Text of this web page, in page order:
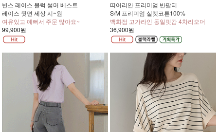
빈스 레이스 블럭 썸머 베스트
레이스 뒷면 세상 시~원
여유있고 예뻐서 주문 많아요~
99,900원
띠어리안 프리미엄 반팔티
S/M 프리미엄 실켓코튼100%
백화점 고가라인 동일핏감 4차리오더
36,900원